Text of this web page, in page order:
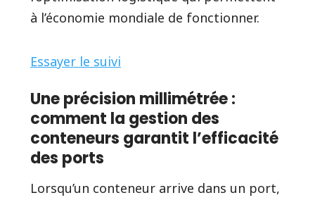
à l’économie mondiale de fonctionner.
Essayer le suivi
Une précision millimétrée :
comment la gestion des
conteneurs garantit l’efficacité
des ports
Lorsqu’un conteneur arrive dans un port,